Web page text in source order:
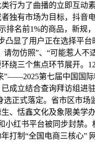
行为了曲播的立即互动
独有市场为目标，抖音
名前1%的商品，新规
显了用户正在选择平
勿仿照”、“可能惹人不
绕三个焦点环节展开。
”——2025第七届中国国
成立结合查询拜访组进
正式落定。省市区市
、恬鑫文化及象限美学
小红书平台被同步封禁
制“全国电商三核心”